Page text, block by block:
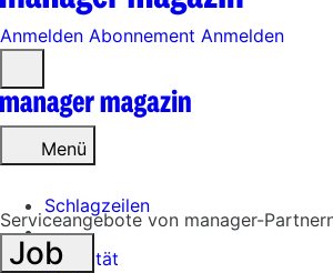
Anmelden Abonnement Anmelden
öffnen
Menü
Schlagzeilen
Mobilität
Serviceangebote von manager-
Job